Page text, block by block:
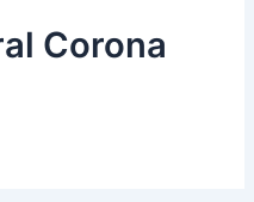
Corona